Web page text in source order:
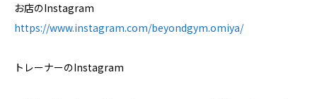
お店のInstagram
https://www.instagram.com/beyondgym.omiya/
トレーナーのInstagram